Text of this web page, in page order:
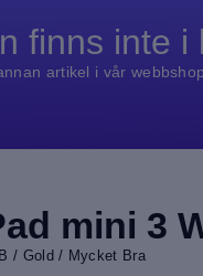
finns inte i
artikel i vår webbshop
mini 3
/ Gold / Mycket Bra